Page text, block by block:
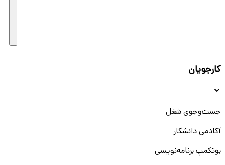
کارجویان
جست‌و‌جوی شغل
آکادمی دانشکار
بوتکمپ برنامه‌نویسی